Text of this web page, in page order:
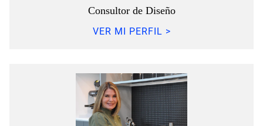
Consultor de Diseño
VER MI PERFIL >